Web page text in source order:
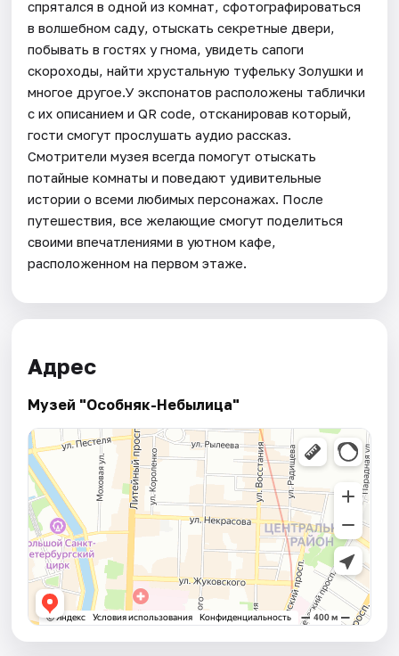
спрятался в одной из комнат, сфотографироваться
в волшебном саду, отыскать секретные двери,
побывать в гостях у гнома, увидеть сапоги
скороходы, найти хрустальную туфельку Золушки и
многое другое.У экспонатов расположены таблички
с их описанием и QR code, отсканировав который,
гости смогут прослушать аудио рассказ.
Смотрители музея всегда помогут отыскать
потайные комнаты и поведают удивительные
истории о всеми любимых персонажах. После
путешествия, все желающие смогут поделиться
своими впечатлениями в уютном кафе,
расположенном на первом этаже.
Адрес
Музей "Особняк-Небылица"